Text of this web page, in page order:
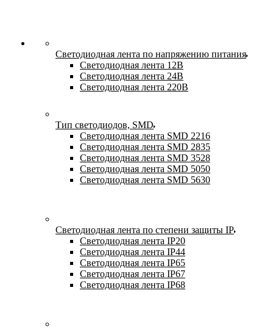
Светодиодная лента по напряжению питания
Светодиодная лента 12В
Светодиодная лента 24В
Светодиодная лента 220В
Тип светодиодов, SMD
Cветодиодная лента SMD 2216
Светодиодная лента SMD 2835
Светодиодная лента SMD 3528
Светодиодная лента SMD 5050
Светодиодная лента SMD 5630
Светодиодная лента по степени защиты IP
Светодиодная лента IP20
Светодиодная лента IP44
Светодиодная лента IP65
Светодиодная лента IP67
Светодиодная лента IP68